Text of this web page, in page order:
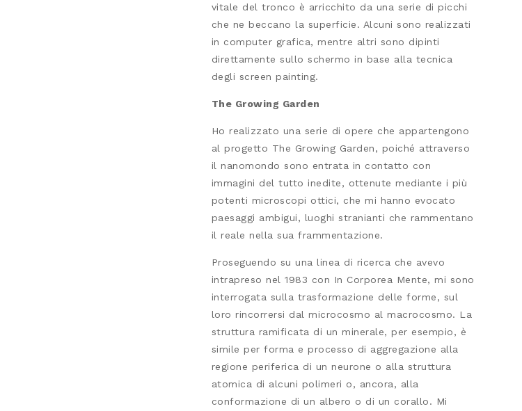
vitale del tronco è arricchito da una serie di picchi
che ne beccano la superficie. Alcuni sono realizzati
in computer grafica, mentre altri sono dipinti
direttamente sullo schermo in base alla tecnica
degli screen painting.
The Growing Garden
Ho realizzato una serie di opere che appartengono
al progetto The Growing Garden, poiché attraverso
il nanomondo sono entrata in contatto con
immagini del tutto inedite, ottenute mediante i più
potenti microscopi ottici, che mi hanno evocato
paesaggi ambigui, luoghi stranianti che rammentano
il reale nella sua frammentazione.
Proseguendo su una linea di ricerca che avevo
intrapreso nel 1983 con In Corporea Mente, mi sono
interrogata sulla trasformazione delle forme, sul
loro rincorrersi dal microcosmo al macrocosmo. La
struttura ramificata di un minerale, per esempio, è
simile per forma e processo di aggregazione alla
regione periferica di un neurone o alla struttura
atomica di alcuni polimeri o, ancora, alla
conformazione di un albero o di un corallo. Mi